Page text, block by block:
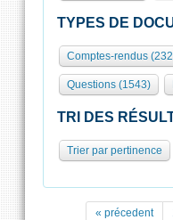
TYPES DE
Comptes-rendus
Questions (1543)
TRI DES
Trier par pertinence
« précedent